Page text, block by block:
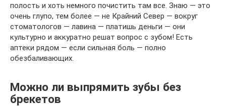
полость и хоть немного почистить там все. Знаю — это
очень глупо, тем более — не Крайний Север — вокруг
стоматологов — лавина — платишь деньги — они
культурно и аккуратно решат вопрос с зубом! Есть
аптеки рядом — если сильная боль — полно
обезбаливающих.
Можно ли выпрямить зубы без
брекетов